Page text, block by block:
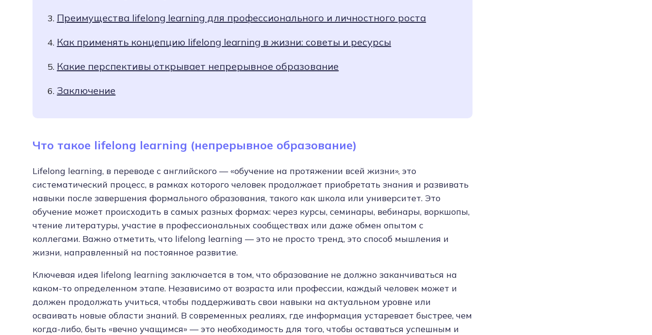
Преимущества lifelong learning для профессионального и личностного роста
Как применять концепцию lifelong learning в жизни: советы и ресурсы
Какие перспективы открывает непрерывное образование
Заключение
Что такое lifelong learning (непрерывное образование)
Lifelong learning, в переводе с английского — «обучение на протяжении всей жизни», это
систематический процесс, в рамках которого человек продолжает приобретать знания и развивать
навыки после завершения формального образования, такого как школа или университет. Это
обучение может происходить в самых разных формах: через курсы, семинары, вебинары, воркшопы,
чтение литературы, участие в профессиональных сообществах или даже обмен опытом с
коллегами. Важно отметить, что lifelong learning — это не просто тренд, это способ мышления и
жизни, направленный на постоянное развитие.
Ключевая идея lifelong learning заключается в том, что образование не должно заканчиваться на
каком-то определенном этапе. Независимо от возраста или профессии, каждый человек может и
должен продолжать учиться, чтобы поддерживать свои навыки на актуальном уровне или
осваивать новые области знаний. В современных реалиях, где информация устаревает быстрее, чем
когда-либо, быть «вечно учащимся» — это необходимость для того, чтобы оставаться успешным и